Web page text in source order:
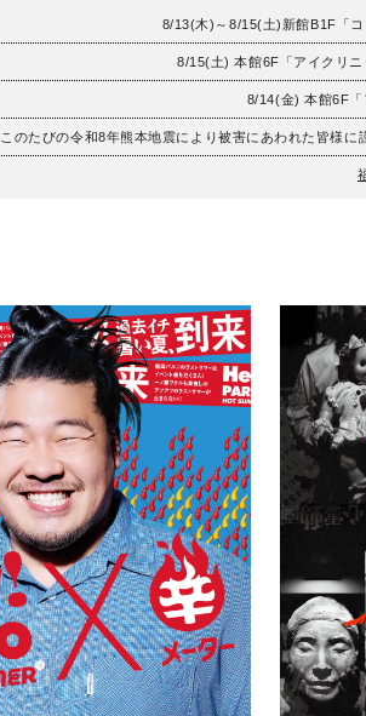
8/13(木)～8/15(土)新館B1F「
8/15(土) 本館6F「アイクリ
8/14(金) 本館6F「
このたびの令和8年熊本地震により被害にあわれた皆様